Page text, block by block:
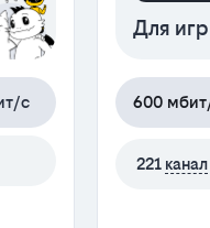
с
Для
600
221 канал